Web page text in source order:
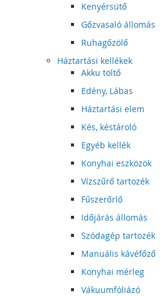
Kenyérsütő
Gőzvasaló állomás
Ruhagőzölő
Háztartási kellékek
Akku töltő
Edény, Lábas
Háztartási elem
Kés, késtároló
Egyéb kellék
Konyhai eszközök
Vízszűrő tartozék
Fűszerőrlő
Időjárás állomás
Szódagép tartozék
Manuális kávéfőző
Konyhai mérleg
Vákuumfóliázó